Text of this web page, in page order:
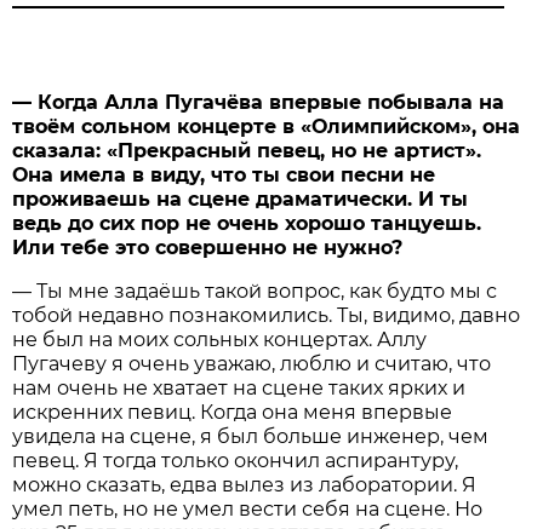
— Когда Алла Пугачёва впервые побывала на
твоём сольном концерте в «Олимпийском», она
сказала: «Прекрасный певец, но не артист».
Она имела в виду, что ты свои песни не
проживаешь на сцене драматически. И ты
ведь до сих пор не очень хорошо танцуешь.
Или тебе это совершенно не нужно?
— Ты мне задаёшь такой вопрос, как будто мы с
тобой недавно познакомились. Ты, видимо, давно
не был на моих сольных концертах. Аллу
Пугачеву я очень уважаю, люблю и считаю, что
нам очень не хватает на сцене таких ярких и
искренних певиц. Когда она меня впервые
увидела на сцене, я был больше инженер, чем
певец. Я тогда только окончил аспирантуру,
можно сказать, едва вылез из лаборатории. Я
умел петь, но не умел вести себя на сцене. Но